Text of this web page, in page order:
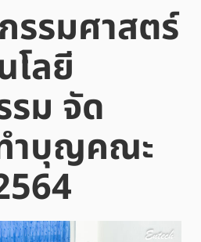
รรมศาสตร์
โลยี
รม จัด
ำบุญคณะ